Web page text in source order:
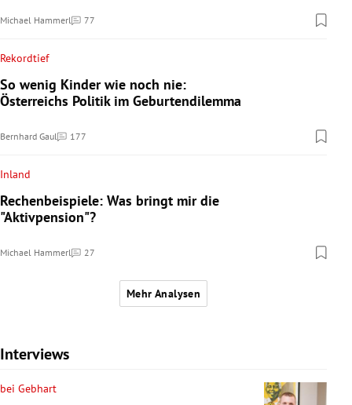
Michael Hammerl 77
Kommentare
Rekordtief
So wenig Kinder wie noch nie:
Österreichs Politik im Geburtendilemma
Bernhard Gaul 177
Kommentare
Inland
Rechenbeispiele: Was bringt mir die
"Aktivpension"?
Michael Hammerl 27
Kommentare
Mehr Analysen
Interviews
bei Gebhart